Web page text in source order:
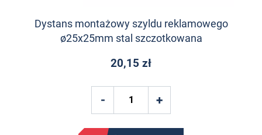
Dystans montażowy szyldu reklamowego
ø25x25mm stal szczotkowana
20,15 zł